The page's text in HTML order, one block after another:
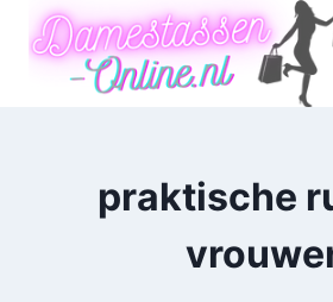
Doorgaan
naar
praktische